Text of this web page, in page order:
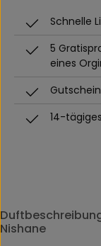
Schnelle
5
eines
14-
Nishane